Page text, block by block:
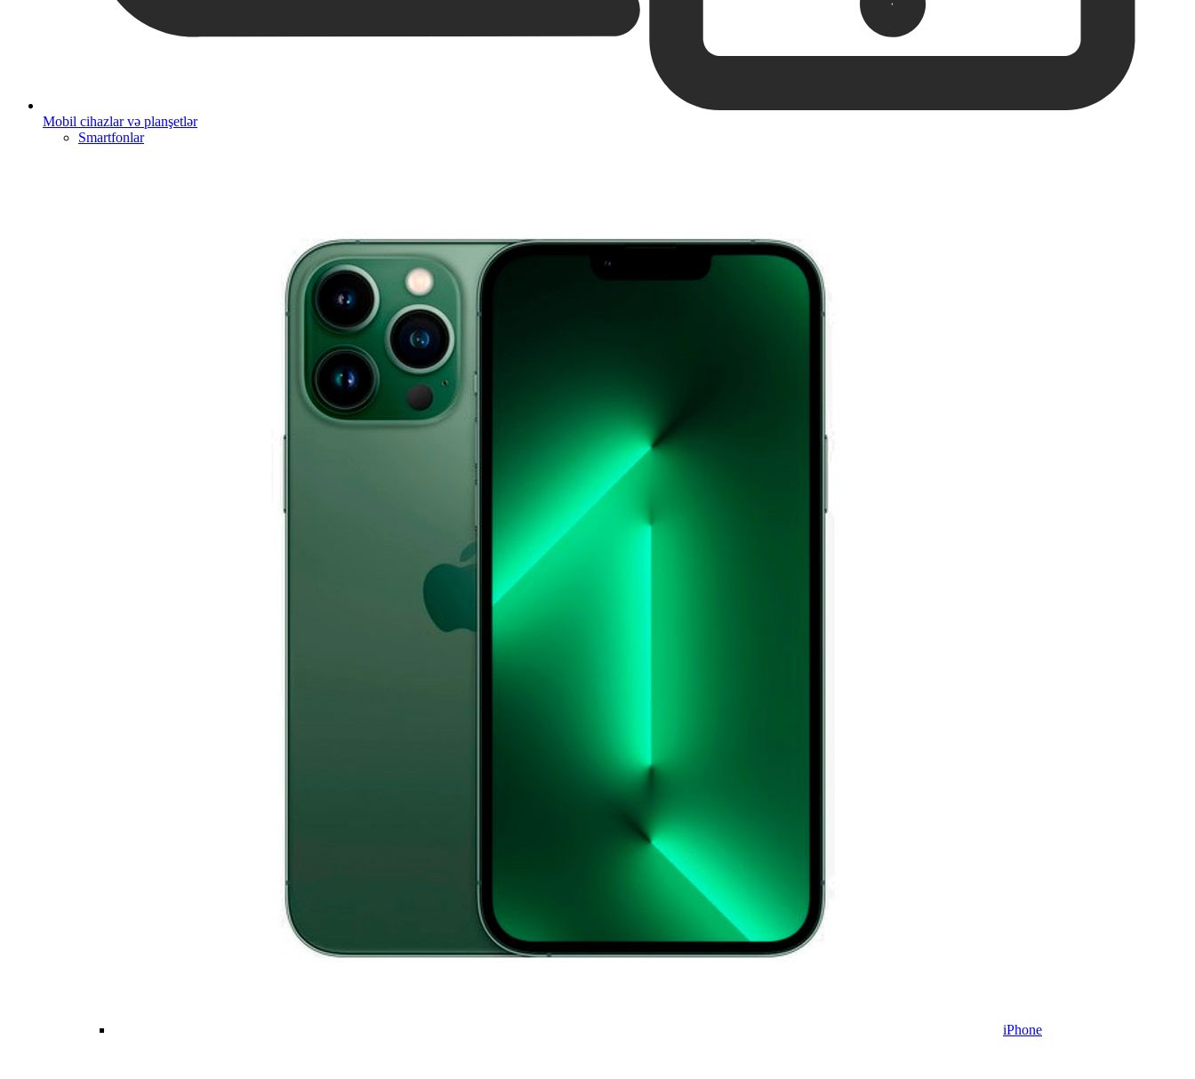
Mobil cihazlar və planşetlər
Smartfonlar
iPhone